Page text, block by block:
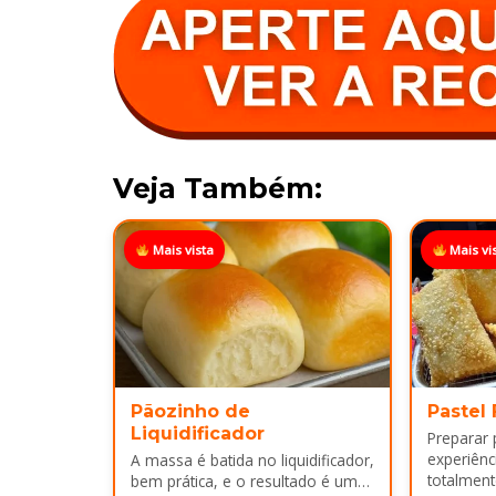
Veja Também:
Mais vista
Pãozinho de
Liquidificador
A massa é batida no liquidificador,
bem prática, e o resultado é um
Mais
Pastel
Preparar